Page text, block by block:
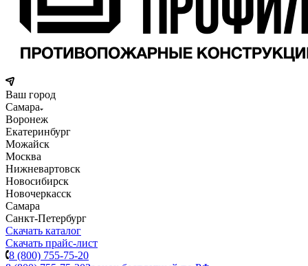
Ваш город
Самара
Воронеж
Екатеринбург
Можайск
Москва
Нижневартовск
Новосибирск
Новочеркасск
Самара
Санкт-Петербург
Скачать каталог
Скачать прайс-лист
8 (800) 755-75-20